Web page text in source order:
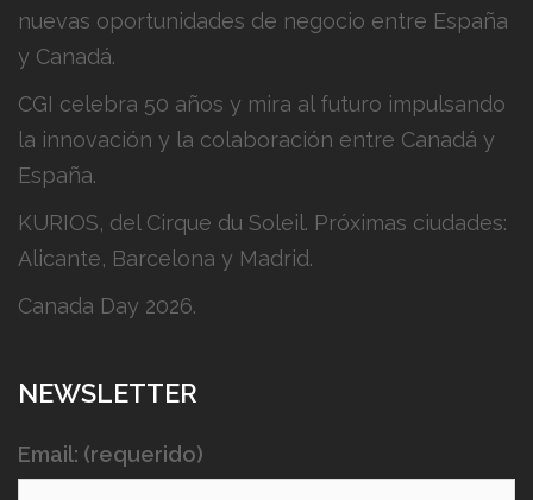
nuevas oportunidades de negocio entre España
y Canadá.
CGI celebra 50 años y mira al futuro impulsando
la innovación y la colaboración entre Canadá y
España.
KURIOS, del Cirque du Soleil. Próximas ciudades:
Alicante, Barcelona y Madrid.
Canada Day 2026.
NEWSLETTER
Email: (requerido)